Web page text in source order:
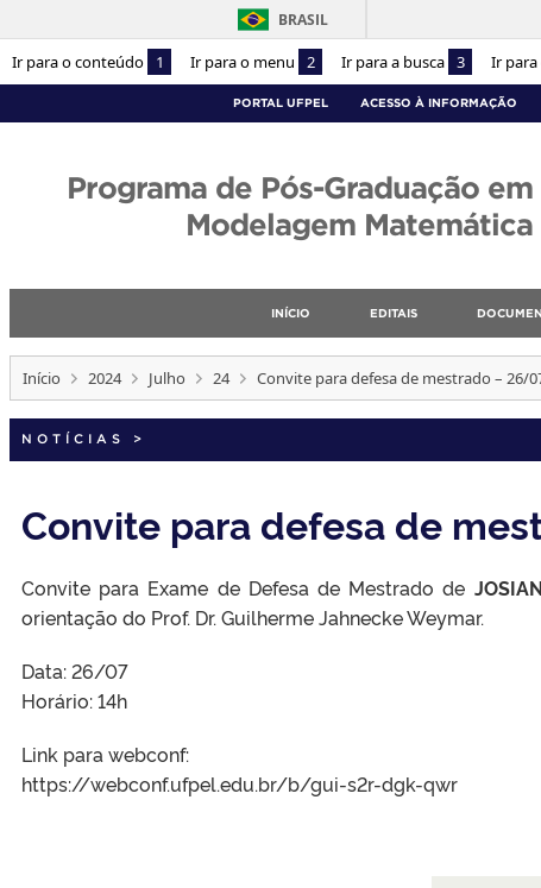
Ir para o conteúdo 1 Ir para o menu 2 Ir para a busca 3 Ir
BRASIL
PORTAL UFPEL ACESSO À INFORMAÇÃO
Programa de Pós-Graduação em
Modelagem Matemática
INÍCIO EDITAIS
Início 2024 Julho 24 Convite para defesa de mestrado – 26/
NOTÍCIAS >
Convite para defesa de
Convite para Exame de Defesa de Mestrado de
orientação do Prof. Dr. Guilherme Jahnecke Weymar.
Data: 26/07
Horário: 14h
Link para webconf:
https://webconf.ufpel.edu.br/b/gui-s2r-dgk-qwr